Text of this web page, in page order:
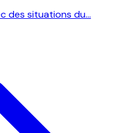
des situations du...